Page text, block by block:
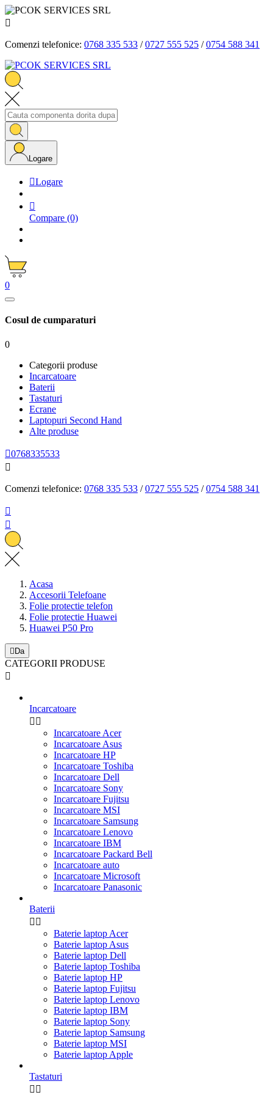

Comenzi telefonice: 0768 335 533 /0727 555 525 /0754 588 341
Logare
Logare

Compare (0)
0
Cosul de cumparaturi
0
Categorii produse
Incarcatoare
Baterii
Tastaturi
Ecrane
Laptopuri Second Hand
Alte produse
0768335533

Comenzi telefonice: 0768 335 533 /0727 555 525 /0754 588 341


Acasa
Accesorii Telefoane
Folie protectie telefon
Folie protectie Huawei
Huawei P50 Pro
 Da
CATEGORII PRODUSE

Incarcatoare
 
Incarcatoare Acer
Incarcatoare Asus
Incarcatoare HP
Incarcatoare Toshiba
Incarcatoare Dell
Incarcatoare Sony
Incarcatoare Fujitsu
Incarcatoare MSI
Incarcatoare Samsung
Incarcatoare Lenovo
Incarcatoare IBM
Incarcatoare Packard Bell
Incarcatoare auto
Incarcatoare Microsoft
Incarcatoare Panasonic
Baterii
 
Baterie laptop Acer
Baterie laptop Asus
Baterie laptop Dell
Baterie laptop Toshiba
Baterie laptop HP
Baterie laptop Fujitsu
Baterie laptop Lenovo
Baterie laptop IBM
Baterie laptop Sony
Baterie laptop Samsung
Baterie laptop MSI
Baterie laptop Apple
Tastaturi
 